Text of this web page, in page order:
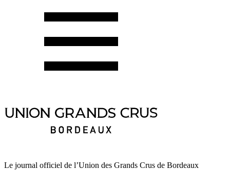
Le journal officiel de l’Union des Grands Crus de Bordeaux